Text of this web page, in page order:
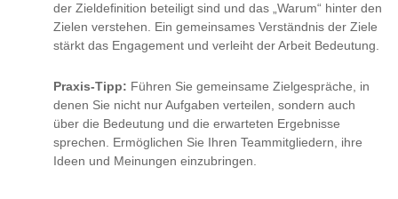
der Zieldefinition beteiligt sind und das „Warum“ hinter den
Zielen verstehen. Ein gemeinsames Verständnis der Ziele
stärkt das Engagement und verleiht der Arbeit Bedeutung.
Praxis-Tipp: Führen Sie gemeinsame Zielgespräche, in
denen Sie nicht nur Aufgaben verteilen, sondern auch
über die Bedeutung und die erwarteten Ergebnisse
sprechen. Ermöglichen Sie Ihren Teammitgliedern, ihre
Ideen und Meinungen einzubringen.